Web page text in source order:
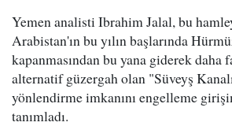
Yemen analisti Ibrahim Jalal, bu
Arabistan'ın bu yılın başlarında
kapanmasından bu yana giderek daha
alternatif güzergah olan "Süveyş
yönlendirme imkanını engelleme
tanımladı.